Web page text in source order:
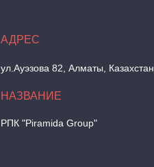
ул.Ауэзова 82, Алматы, Казахстан
РПК "Piramida Group"